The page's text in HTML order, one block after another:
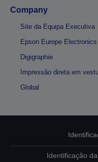
Company
Site da Equipa Executiva
Epson Europe Electronics
Digigraphie
Impressão direta em
Global
Identificação